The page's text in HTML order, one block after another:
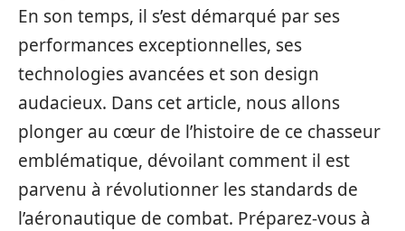
En son temps, il s’est démarqué par ses
performances exceptionnelles, ses
technologies avancées et son design
audacieux. Dans cet article, nous allons
plonger au cœur de l’histoire de ce chasseur
emblématique, dévoilant comment il est
parvenu à révolutionner les standards de
l’aéronautique de combat. Préparez-vous à